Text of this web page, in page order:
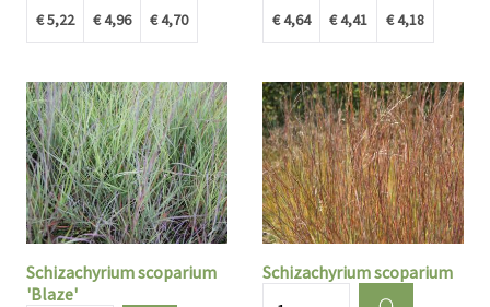
€ 5,22 € 4,96 € 4,70 € 4,64 € 4,41 € 4,18
Schizachyrium scoparium
'Blaze'
Schizachyrium scoparium